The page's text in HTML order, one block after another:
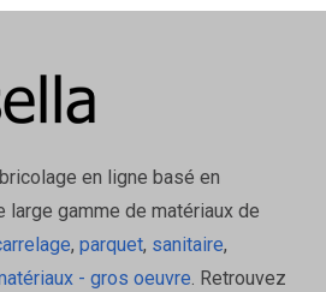
en ligne basé en
large gamme de matériaux de
, parquet, sanitaire,
- gros oeuvre. Retrouvez